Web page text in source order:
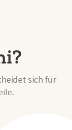
sich für